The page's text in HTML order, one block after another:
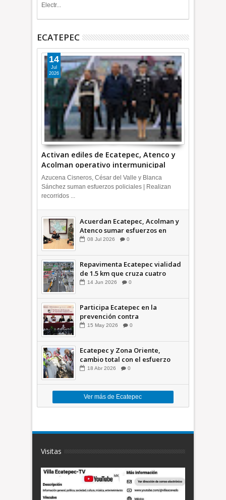
Electr...
ECATEPEC
Activan ediles de Ecatepec, Atenco y
Acolman operativo intermunicipal
14
Jul
2026
Azucena Cisneros, César del Valle y Blanca
Sánchez suman esfuerzos policiales | Realizan
recorridos ...
Acuerdan Ecatepec, Acolman y
Atenco sumar esfuerzos en
seguridad
08 Jul 2026 0
Repavimenta Ecatepec vialidad
de 1.5 km que cruza cuatro
comunidades +Video
14 Jun 2026 0
Participa Ecatepec en la
prevención contra
inundaciones en el Valle de
15 May 2026 0
Ecatepec y Zona Oriente,
cambio total con el esfuerzo
conjunto: Azucena; retiran 21
18 Abr 2026 0
Ver más de Ecatepec
Visitas